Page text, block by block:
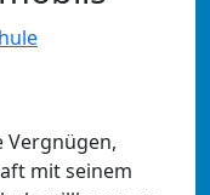
Vergnügen,
mit seinem